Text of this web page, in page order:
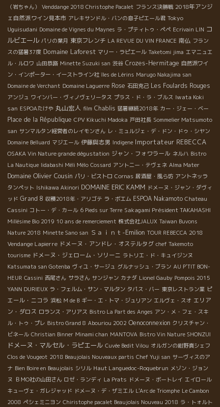
（岩ちゃん）
Venddange 2018 Christophe Pacalet フランス決勝戦 2018年アンジ
ェ自然派ワイン見本市 アレキサンドル・バンの息子ピエール君 Tokyo
Uguisudani Domaine de Vignes du Maynes ラ・プティトゥ・ペペ Ecrivain LIN コ
ルビエール パリの葉月 東京フレンチ LA REVUE DU VIN FRANCE 南仏 フラン
スの猛暑37度 Domaine Laforest マリー・ラピエール Taketomi jima エマニュエ
ル・ルロワ 山田恭路 Minette Suzuki san 渋谷 Crozes-Hermitage 自然派ワイ
ン・インポーター・イーストライン社 îles de Lérins Marugo Nakajima san
Domaine de Verchant Domaine Laguerre Rose 石田克己 Les Foulards Rouges
アンジュ ワインバー・ヴィノヴェリータス プラス・ド・ラ・ブルス Iwata Koki
san ESPOAたけや 丸山宏人 film Chablis 猛暑継続2018年 カー・ジェー・ベー
Place de la République CPV Kikuchi Madoka 戸田社長 Sommelier Matsumoto
san サンマルタン経営者のレイモンさん レ・ミュルジェ・デ・ドン・ドゥ・シヤン
Domaine Belluard マジエール 伊藤與志男 Indigene Importateur REBECCA
OSAKA Vin Nature grande dégustation ジャン・フォワラール ネルハ Bistro
La Nautique Iidabashi Méli Mélo Cossard アントニー・テヴェネ Alma Mater
Domaine Olivier Cousin パリ・ビストロ Cornas 居酒屋・風ら坊 アントネッラ
タンペット Ishikawa Akinori DOMAINE ERIC KAMM ドメーヌ・ジャン・ダヴィ
ッド Grand 8 収穫2018年・アリゴテ ラ・ボエム ESPOA Nakamoto Chateau
Cassini コトー・デ・カール 6 Pieds sur Terre Sakagami Président TAKAHASHI
Millésime Bio 2019 10 ans de remerciement 株式会社JALUX Taiwan Buvons
Nature 2018 Minette Sano san Ｓａｉｎｔ-Emilion TOUR REBECCA 2018
Vendange Lapierre ドメーヌ・アンドレ・オステルタグ chef Takemoto
tourisme ドメーヌ・ジェローム・ソリーニ ラトリエ・ド・キュイジンヌ
Katsumata san Gotenba ヴィユ・サージュ グルナッシュ・ブラン AU P'TIT BON-
HEUR Cassini 西尾さん サラさん サンジャン カナダ Lionel Gauby Pompois 2015
YANN DURIEUX ラ・フェルム・サン・マルタン タパス・バー 東京レストラン業 ピ
エール・ニコラ 浜松 M de B ギー・エ・トマ・ジュリアン エルヴェ・スオ エリア
ン・ダロス ロランス・アリアス Bistro La Part des Anges アン・メ・フェ・スキ
ル・トゥ・プレ Bistro Grand 8 Abouriou 2002 Oenoconnexion クリスチャン・
ビネール Christian Binner Minami chan MANTOVA Bistro Vin Nature SHONZUI
ドメーヌ・マルセル・ラピエール Cuvée Bedit Vilou オルガンの紺野真シェフ
Clos de Vougeot 2018 Beaujolais Nouveaux partis Chef Yuji san サーヴィスのア
ナ Bien Boire en Beaujolais シリル Haut Languedoc-Roquebrun メゾン・ジョン
ヌ ＢＭО社の山田さん ロゼ・ランディ La Prats ドメーヌ・ボートレイ エイロール
キューヴェ・ガレジャッド ドメーヌ・デ・ザミエル L'Arc de Triomphe Le Cambon
2008 ペシェミニヨン Chiristophe pacalet Beaujolais Nouveau 2018 ラ・トォルト